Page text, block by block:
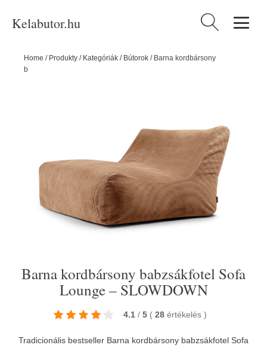
Kelabutor.hu Keresés:
Home / Produkty / Kategóriák / Bútorok / Barna kordbársony
babzsákfotel Sofa Lounge – SLOWDOWN
Barna kordbársony babzsákfotel Sofa
Lounge – SLOWDOWN
4.1 / 5 ( 28 értékelés )
Tradicionális bestseller Barna kordbársony babzsákfotel Sofa